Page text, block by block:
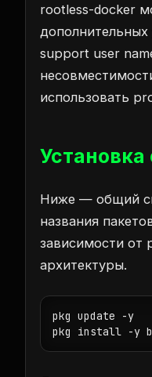
rootless-docker
support user
использовать
Ниже — общий
названия
зависимости от
архитектуры.
pkg update -y
pkg install -y